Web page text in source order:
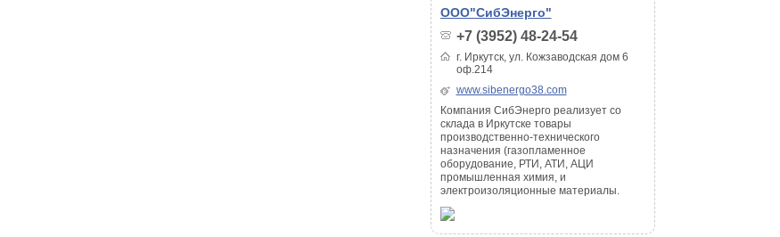
ООО"СибЭнерго"
+7 (3952) 48-24-54
г. Иркутск, ул. Кожзаводская дом 6
оф.214
www.sibenergo38.com
Компания СибЭнерго реализует со
склада в Иркутске товары
производственно-технического
назначения (газопламенное
оборудование, РТИ, АТИ, АЦИ
промышленная химия, и
электроизоляционные материалы.